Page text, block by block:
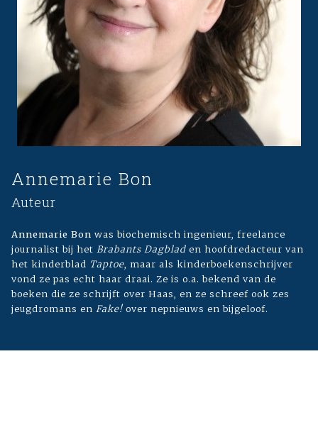
Annemarie Bon
Auteur
Annemarie Bon was biochemisch ingenieur, freelance
journalist bij het Brabants Dagblad en hoofdredacteur van
het kinderblad Taptoe , maar als kinderboekenschrijver
vond ze pas echt haar draai. Ze is o.a. bekend van de
boeken die ze schrijft over Haas, en ze schreef ook zes
jeugdromans en Fake! over nepnieuws en bijgeloof.